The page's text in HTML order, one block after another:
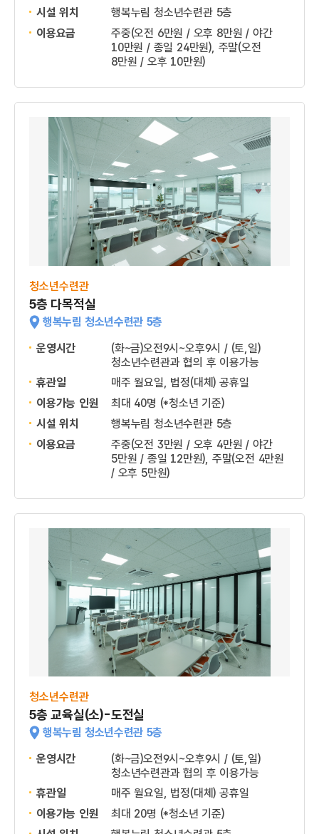
시설 위치
행복누림 청소년수련관 5층
이용요금
주중(오전 6만원 / 오후 8만원 / 야간
10만원 / 종일 24만원), 주말(오전
8만원 / 오후 10만원)
청소년수련관
5층 다목적실
행복누림 청소년수련관 5층
운영시간
(화~금)오전9시~오후9시 / (토,일)
청소년수련관과 협의 후 이용가능
휴관일
매주 월요일, 법정(대체) 공휴일
이용가능 인원
최대 40명 (*청소년 기준)
시설 위치
행복누림 청소년수련관 5층
이용요금
주중(오전 3만원 / 오후 4만원 / 야간
5만원 / 종일 12만원), 주말(오전 4만원
/ 오후 5만원)
청소년수련관
5층 교육실(소)-도전실
행복누림 청소년수련관 5층
운영시간
(화~금)오전9시~오후9시 / (토,일)
청소년수련관과 협의 후 이용가능
휴관일
매주 월요일, 법정(대체) 공휴일
이용가능 인원
최대 20명 (*청소년 기준)